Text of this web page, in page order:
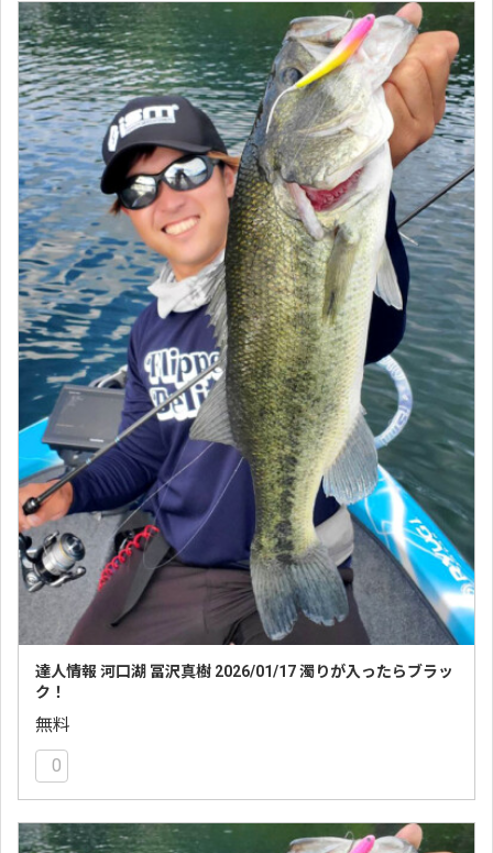
達人情報 河口湖 冨沢真樹 2026/01/17 濁りが入ったらブラッ
ク！
無料
0